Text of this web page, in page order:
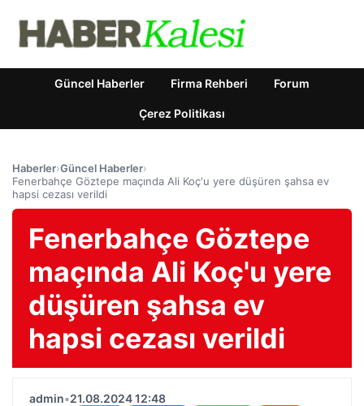
Güncel Haberler Firma Rehberi Forum
Çerez Politikası
Haberler›Güncel Haberler›
Fenerbahçe Göztepe maçında Ali Koç'u yere düşüren şahsa ev
hapsi cezası verildi
Fenerbahçe Göztepe
maçında Ali Koç'u yere
düşüren şahsa ev
hapsi cezası verildi
admin•21.08.2024 12:48